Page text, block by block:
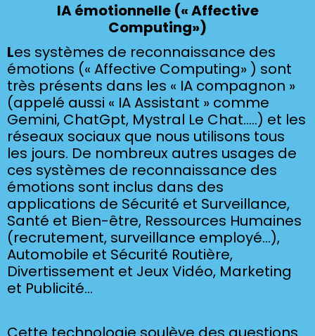
IA émotionnelle (« Affective
Computing»)
Les systèmes de reconnaissance des
émotions (« Affective Computing» ) sont
très présents dans les « IA compagnon »
(appelé aussi « IA Assistant » comme
Gemini, ChatGpt, Mystral Le Chat…..) et les
réseaux sociaux que nous utilisons tous
les jours. De nombreux autres usages de
ces systèmes de reconnaissance des
émotions sont inclus dans des
applications de Sécurité et Surveillance,
Santé et Bien-être, Ressources Humaines
(recrutement, surveillance employé…),
Automobile et Sécurité Routière,
Divertissement et Jeux Vidéo, Marketing
et Publicité…